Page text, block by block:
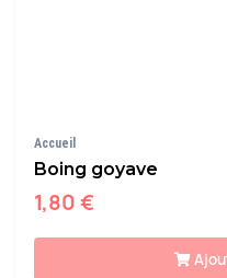
Accueil
Boing goyave
1,80 €